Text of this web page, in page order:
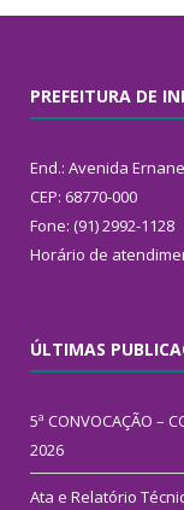
PREFEITURA DE
End.: Avenida
CEP: 68770-000
Fone: (91) 2992-1128
Horário de
ÚLTIMAS
5ª CONVOCAÇÃO –
2026
Ata e Relatório